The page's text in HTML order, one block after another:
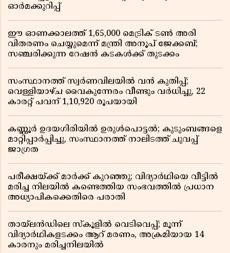
ഓർമക്കുറിപ്പ്
ഈ ഓണക്കാലത്ത് 1,65,000 മെട്രിക് ടൺ അരി
വിതരണം ചെയ്യുമെന്ന് മന്ത്രി അനൂപ് ജേക്കബ്;
സഞ്ചരിക്കുന്ന റേഷൻ കടകൾക്ക് തുടക്കം
സംസ്ഥാനത്ത് സ്വർണവിലയിൽ വൻ കുതിപ്പ്;
വെള്ളിയാഴ്ച വൈകുന്നേരം വീണ്ടും വർധിച്ചു, 22
കാരറ്റ് പവന് 1,10,920 രൂപയായി
കണ്ണൂർ ഉദയഗിരിയിൽ ഉരുൾപൊട്ടൽ; കുടുംബങ്ങളെ
മാറ്റിപ്പാർപ്പിച്ചു, സംസ്ഥാനത്ത് നാലിടത്ത് ചുവപ്പ്
ജാഗ്രത
പരീക്ഷയ്ക്ക് മാർക്ക് കുറഞ്ഞു; വിദ്യാർഥിയെ വീട്ടിൽ
മരിച്ച നിലയിൽ കണ്ടെത്തിയ സംഭവത്തിൽ പ്രധാന
അധ്യാപികക്കെതിരെ പരാതി
തായ്‌ലൻഡിലെ സ്‌കൂളിൽ വെടിവെപ്പ്; മൂന്ന്
വിദ്യാർഥികളടക്കം ആറ് മരണം, അക്രമിയായ 14
കാരനും മരിച്ചനിലയിൽ